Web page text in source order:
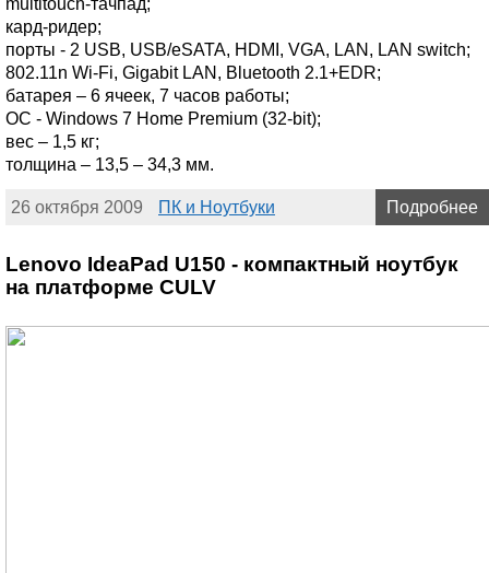
кард-ридер;
порты - 2 USB, USB/eSATA, HDMI, VGA, LAN, LAN switch;
802.11n Wi-Fi, Gigabit LAN, Bluetooth 2.1+EDR;
батарея – 6 ячеек, 7 часов работы;
ОС - Windows 7 Home Premium (32-bit);
вес – 1,5 кг;
толщина – 13,5 – 34,3 мм.
26 октября 2009 ПК и Ноутбуки Подробнее
Lenovo IdeaPad U150 - компактный ноутбук
на платформе CULV